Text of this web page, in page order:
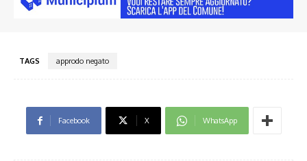
TAGS approdo negato
Facebook X WhatsApp